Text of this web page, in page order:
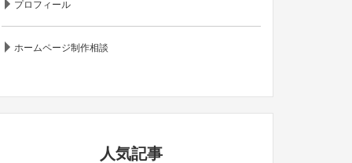
プロフィール
ホームページ制作相談
人気記事